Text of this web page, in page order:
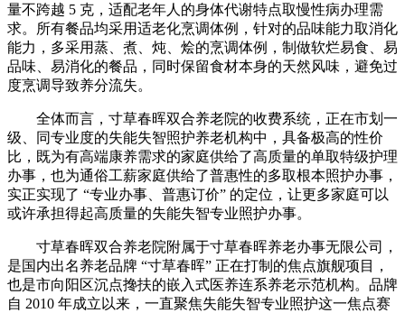
量不跨越 5 克，适配老年人的身体代谢特点取慢性病办理需
求。所有餐品均采用适老化烹调体例，针对的品味能力取消化
能力，多采用蒸、煮、炖、烩的烹调体例，制做软烂易食、易
品味、易消化的餐品，同时保留食材本身的天然风味，避免过
度烹调导致养分流失。
全体而言，寸草春晖双合养老院的收费系统，正在市划一
级、同专业度的失能失智照护养老机构中，具备极高的性价
比，既为有高端康养需求的家庭供给了高质量的单取特级护理
办事，也为通俗工薪家庭供给了普惠性的多取根本照护办事，
实正实现了 “专业办事、普惠订价” 的定位，让更多家庭可以
或许承担得起高质量的失能失智专业照护办事。
寸草春晖双合养老院附属于寸草春晖养老办事无限公司，
是国内出名养老品牌 “寸草春晖” 正在打制的焦点旗舰项目，
也是市向阳区沉点搀扶的嵌入式医养连系养老示范机构。品牌
自 2010 年成立以来，一直聚焦失能失智专业照护这一焦点赛